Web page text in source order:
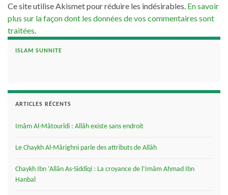
Ce site utilise Akismet pour réduire les indésirables. En savoir
plus sur la façon dont les données de vos commentaires sont
traitées
ISLAM SUNNITE
ARTICLES RÉCENTS
Imâm Al-Mâtourîdi : Allâh existe sans endroit
Le Chaykh Al-Mârighni parle des attributs de Allâh
Chaykh Ibn ‘Allân As-Siddîqi : La croyance de l’Imâm Ahmad Ibn
Hanbal